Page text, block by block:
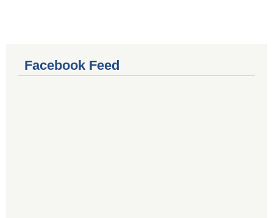
Facebook Feed